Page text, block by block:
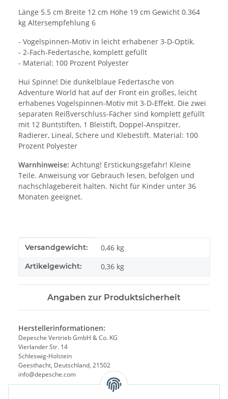
Länge 5.5 cm Breite 12 cm Höhe 19 cm Gewicht 0.364
kg Altersempfehlung 6
- Vogelspinnen-Motiv in leicht erhabener 3-D-Optik.
- 2-Fach-Federtasche, komplett gefüllt
- Material: 100 Prozent Polyester
Hui Spinne! Die dunkelblaue Federtasche von
Adventure World hat auf der Front ein großes, leicht
erhabenes Vogelspinnen-Motiv mit 3-D-Effekt. Die zwei
separaten Reißverschluss-Fächer sind komplett gefüllt
mit 12 Buntstiften, 1 Bleistift, Doppel-Anspitzer,
Radierer, Lineal, Schere und Klebestift. Material: 100
Prozent Polyester
Warnhinweise: Achtung! Erstickungsgefahr! Kleine
Teile. Anweisung vor Gebrauch lesen, befolgen und
nachschlagebereit halten. Nicht für Kinder unter 36
Monaten geeignet.
Produkteigenschaft
Wert
Versandgewicht: 0,46 kg
Artikelgewicht: 0,36 kg
Angaben zur Produktsicherheit
Herstellerinformationen:
Depesche Vertrieb GmbH & Co. KG
Vierlander Str. 14
Schleswig-Holstein
Geesthacht, Deutschland, 21502
info@depesche.com